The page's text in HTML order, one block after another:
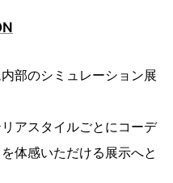
部のシミュレーション展
アスタイルごとにコーデ
体感いただける展示へと